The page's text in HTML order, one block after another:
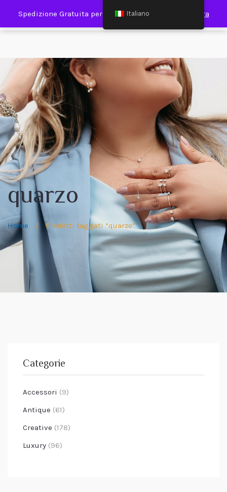
Spedizione Gratuita per Spesa Minima €120,00 Ignora
quarzo
Home / Prodotti taggati “quarzo”
Categorie
Accessori (9)
Antique (61)
Creative (178)
Luxury (96)
Italiano